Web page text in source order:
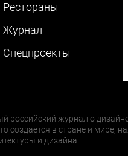
Рестораны
Журнал
Cпецпроекты
российский журнал о
создается в стране и мире,
и дизайна.